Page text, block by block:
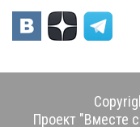
Проект "Вместе